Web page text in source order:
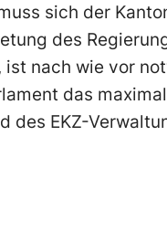
sich der
des
nach wie vor
das
des EKZ-